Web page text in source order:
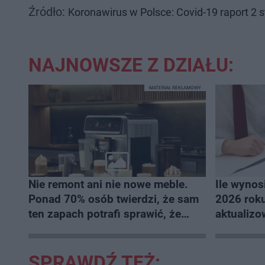
Źródło: Koronawirus w Polsce: Covid-19 raport 2
NAJNOWSZE Z DZIAŁU:
Nie remont ani nie nowe meble.
Ponad 70% osób twierdzi, że sam
ten zapach potrafi sprawić, że
MATERIAŁ REKLAMOWY
Ile
2026